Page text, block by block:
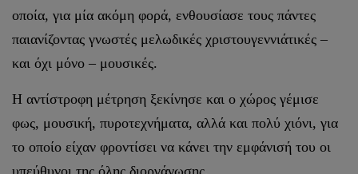
οποία, για μία ακόμη φορά, ενθουσίασε τους πάντες
παιανίζοντας γνωστές μελωδικές χριστουγεννιάτικές –
και όχι μόνο – μουσικές.
Η αντίστροφη μέτρηση ξεκίνησε και ο χώρος γέμισε
φως, μουσική, πυροτεχνήματα, αλλά και πολύ χιόνι, για
το οποίο είχαν φροντίσει να κάνει την εμφάνισή του οι
υπεύθυνοι της όλης διοργάνωσης.